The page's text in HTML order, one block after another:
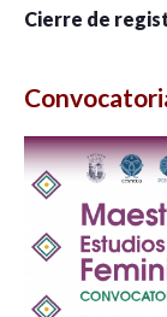
Cierre de